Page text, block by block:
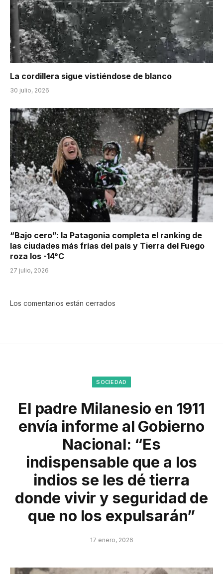
La cordillera sigue vistiéndose de blanco
30 julio, 2026
“Bajo cero”: la Patagonia completa el ranking de
las ciudades más frías del país y Tierra del Fuego
roza los -14°C
27 julio, 2026
Los comentarios están cerrados
SOCIEDAD
El padre Milanesio en 1911
envía informe al Gobierno
Nacional: “Es
indispensable que a los
indios se les dé tierra
donde vivir y seguridad de
que no los expulsarán”
17 enero, 2026